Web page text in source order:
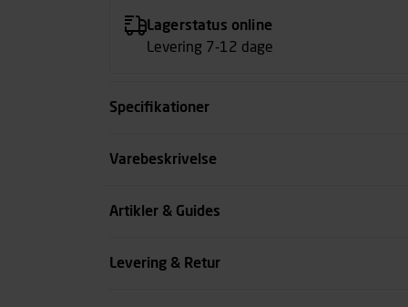
Lagerstatus online
Levering 7-12 dage
Specifikationer
Farve
Varebeskrivelse
Artikler & Guides
Levering & Retur